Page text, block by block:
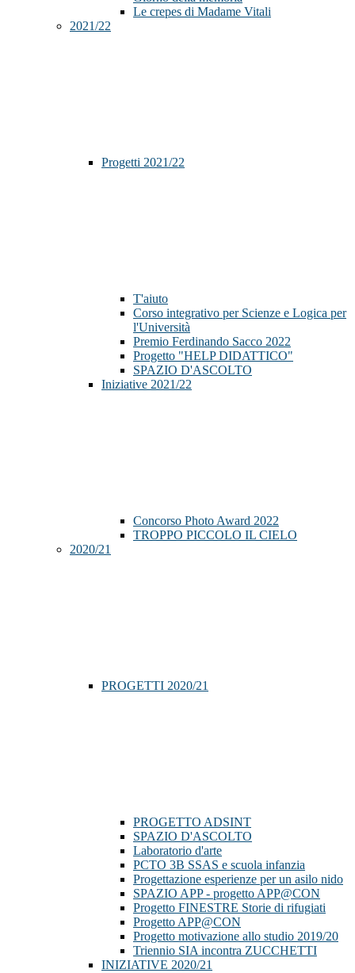
Le crepes di Madame Vitali
2021/22
Progetti 2021/22
T'aiuto
Corso integrativo per Scienze e Logica per
l'Università
Premio Ferdinando Sacco 2022
Progetto "HELP DIDATTICO"
SPAZIO D'ASCOLTO
Iniziative 2021/22
Concorso Photo Award 2022
TROPPO PICCOLO IL CIELO
2020/21
PROGETTI 2020/21
PROGETTO ADSINT
SPAZIO D'ASCOLTO
Laboratorio d'arte
PCTO 3B SSAS e scuola infanzia
Progettazione esperienze per un asilo nido
SPAZIO APP - progetto APP@CON
Progetto FINESTRE Storie di rifugiati
Progetto APP@CON
Progetto motivazione allo studio 2019/20
Triennio SIA incontra ZUCCHETTI
INIZIATIVE 2020/21